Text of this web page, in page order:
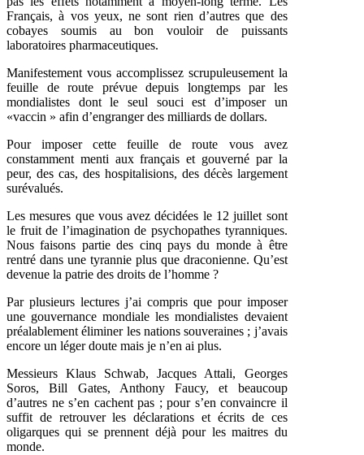
Français, à vos yeux, ne sont rien d’autres que des
cobayes soumis au bon vouloir de puissants
laboratoires pharmaceutiques.
Manifestement vous accomplissez scrupuleusement la
feuille de route prévue depuis longtemps par les
mondialistes dont le seul souci est d’imposer un
«vaccin » afin d’engranger des milliards de dollars.
Pour imposer cette feuille de route vous avez
constamment menti aux français et gouverné par la
peur, des cas, des hospitalisions, des décès largement
surévalués.
Les mesures que vous avez décidées le 12 juillet sont
le fruit de l’imagination de psychopathes tyranniques.
Nous faisons partie des cinq pays du monde à être
rentré dans une tyrannie plus que draconienne. Qu’est
devenue la patrie des droits de l’homme ?
Par plusieurs lectures j’ai compris que pour imposer
une gouvernance mondiale les mondialistes devaient
préalablement éliminer les nations souveraines ; j’avais
encore un léger doute mais je n’en ai plus.
Messieurs Klaus Schwab, Jacques Attali, Georges
Soros, Bill Gates, Anthony Faucy, et beaucoup
d’autres ne s’en cachent pas ; pour s’en convaincre il
suffit de retrouver les déclarations et écrits de ces
oligarques qui se prennent déjà pour les maitres du
monde.